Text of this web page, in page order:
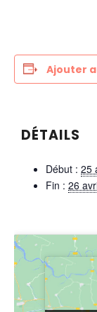
Ajouter
DÉTAILS
Début : 25
Fin : 26